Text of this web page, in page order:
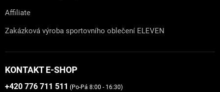
Affiliate
Zakázková výroba sportovního oblečení ELEVEN
KONTAKT E-SHOP
+420 776 711 511 (Po-Pá 8:00 - 16:30)